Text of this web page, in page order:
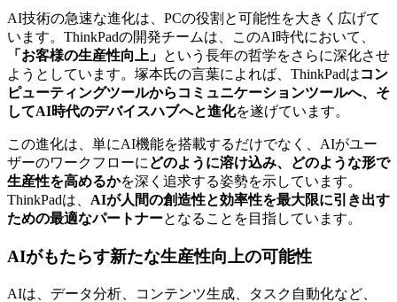
AI技術の急速な進化は、PCの役割と可能性を大きく広げて
います。ThinkPadの開発チームは、このAI時代において、
「お客様の生産性向上」 という長年の哲学をさらに深化させ
ようとしています。塚本氏の言葉によれば、ThinkPadはコン
ピューティングツールからコミュニケーションツールへ、そ
してAI時代のデバイスハブへと進化を遂げています。
この進化は、単にAI機能を搭載するだけでなく、AIがユー
ザーのワークフローに どのように溶け込み、どのような形で
生産性を高めるかを深く追求する姿勢を示しています。
ThinkPadは、 AIが人間の創造性と効率性を最大限に引き出す
ための最適なパートナーとなることを目指しています。
AIがもたらす新たな生産性向上の可能性
AIは、データ分析、コンテンツ生成、タスク自動化など、